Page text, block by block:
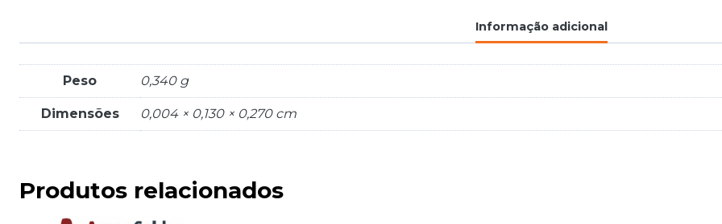
Informação adicional
Peso 0,340 g
Dimensões 0,004 × 0,130 × 0,270 cm
Produtos relacionados